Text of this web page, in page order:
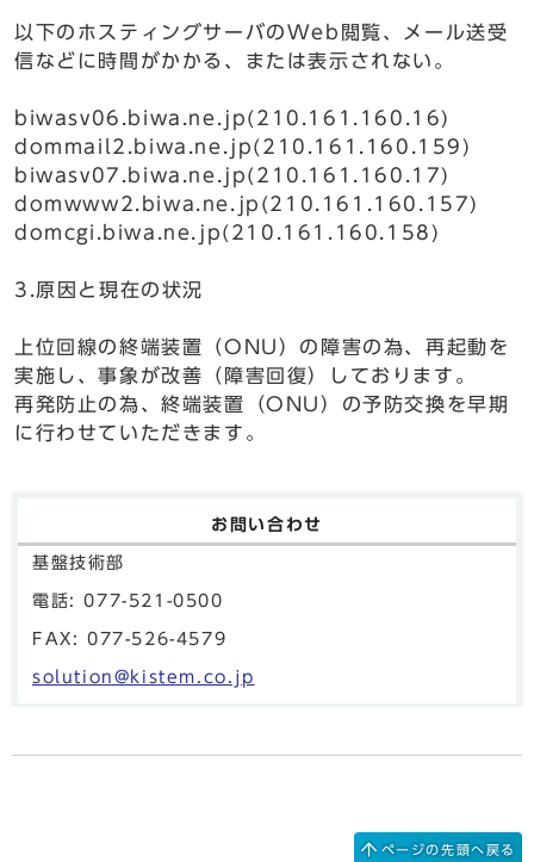
以下のホスティングサーバのWeb閲覧、メール送受
信などに時間がかかる、または表示されない。
biwasv06.biwa.ne.jp(210.161.160.16)
dommail2.biwa.ne.jp(210.161.160.159)
biwasv07.biwa.ne.jp(210.161.160.17)
domwww2.biwa.ne.jp(210.161.160.157)
domcgi.biwa.ne.jp(210.161.160.158)
3.原因と現在の状況
上位回線の終端装置（ONU）の障害の為、再起動を
実施し、事象が改善（障害回復）しております。
再発防止の為、終端装置（ONU）の予防交換を早期
に行わせていただきます。
お問い合わせ
基盤技術部
電話: 077-521-0500
FAX: 077-526-4579
solution@kistem.co.jp
ページの先頭へ戻る